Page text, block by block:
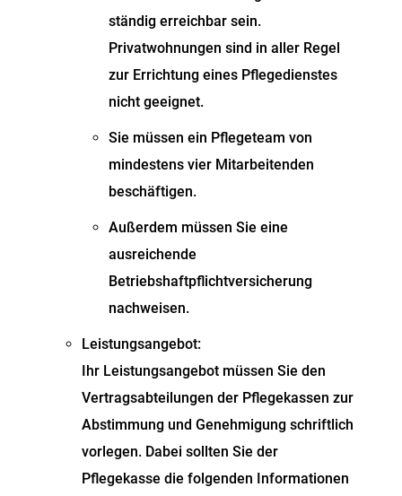
ständig erreichbar sein.
Privatwohnungen sind in aller Regel
zur Errichtung eines Pflegedienstes
nicht geeignet.
Sie müssen ein Pflegeteam von
mindestens vier Mitarbeitenden
beschäftigen.
Außerdem müssen Sie eine
ausreichende
Betriebshaftpflichtversicherung
nachweisen.
Leistungsangebot:
Ihr Leistungsangebot müssen Sie den
Vertragsabteilungen der Pflegekassen zur
Abstimmung und Genehmigung schriftlich
vorlegen. Dabei sollten Sie der
Pflegekasse die folgenden Informationen